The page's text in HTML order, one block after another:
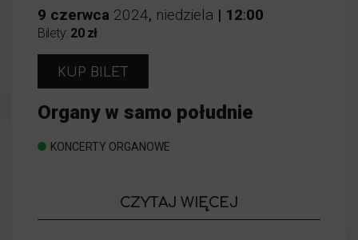
9 czerwca 2024, niedziela | 12:00
Bilety: 20 zł
KUP BILET
Organy w samo południe
KONCERTY ORGANOWE
CZYTAJ WIĘCEJ
Organy w